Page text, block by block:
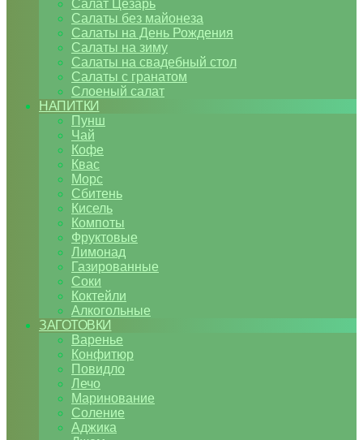
Салат Цезарь
Салаты без майонеза
Салаты на День Рождения
Салаты на зиму
Салаты на свадебный стол
Салаты с гранатом
Слоеный салат
НАПИТКИ
Пунш
Чай
Кофе
Квас
Морс
Сбитень
Кисель
Компоты
Фруктовые
Лимонад
Газированные
Соки
Коктейли
Алкогольные
ЗАГОТОВКИ
Варенье
Конфитюр
Повидло
Лечо
Маринование
Соление
Аджика